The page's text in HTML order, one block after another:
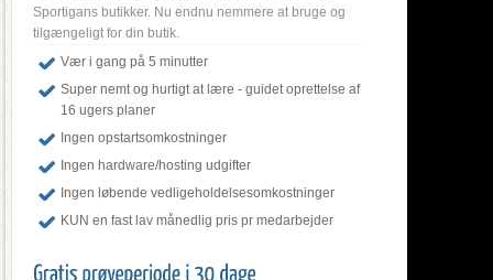
Sportigans butikker. Nu endnu nemmere at bruge og
tilgængeligt for din butik.
Vær i gang på 5 minutter
Super nemt og hurtigt at lære - guidet oprettelse af
16 ugers planer
Ingen opstartsomkostninger
Ingen hardware/hosting udgifter
Ingen løbende vedligeholdelsesomkostninger
KUN en fast lav månedlig pris pr medarbejder